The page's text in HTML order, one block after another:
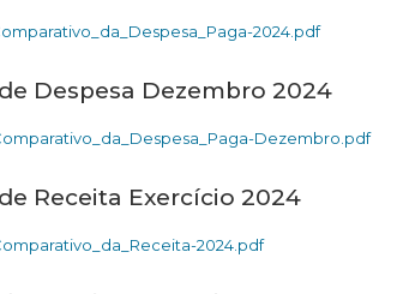
2024.pdf
Despesa Dezembro 2024
Dezembro.pdf
Receita Exercício 2024
2024.pdf